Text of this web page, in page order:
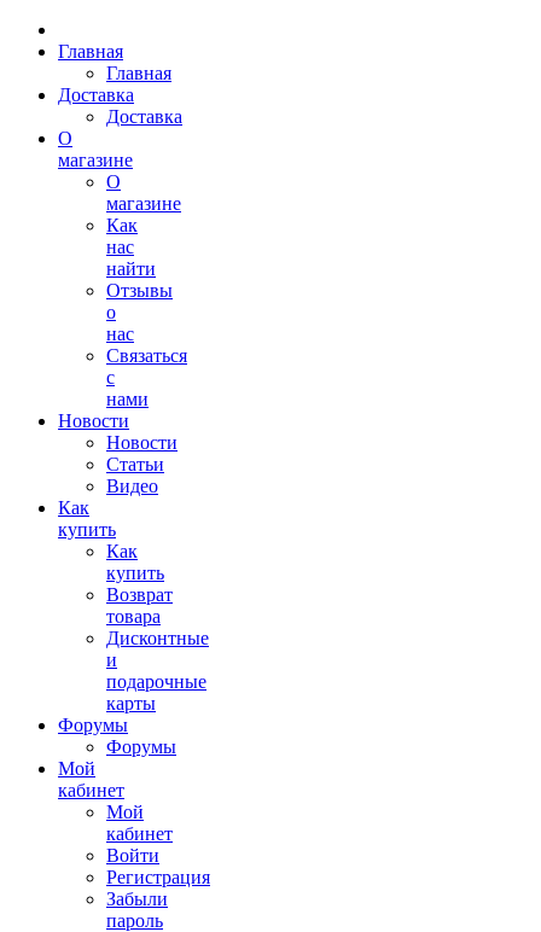
Главная
Главная
Доставка
Доставка
О
магазине
О
магазине
Как
нас
найти
Отзывы
о
нас
Связаться
с
нами
Новости
Новости
Статьи
Видео
Как
купить
Как
купить
Возврат
товара
Дисконтные
и
подарочные
карты
Форумы
Форумы
Мой
кабинет
Мой
кабинет
Войти
Регистрация
Забыли
пароль